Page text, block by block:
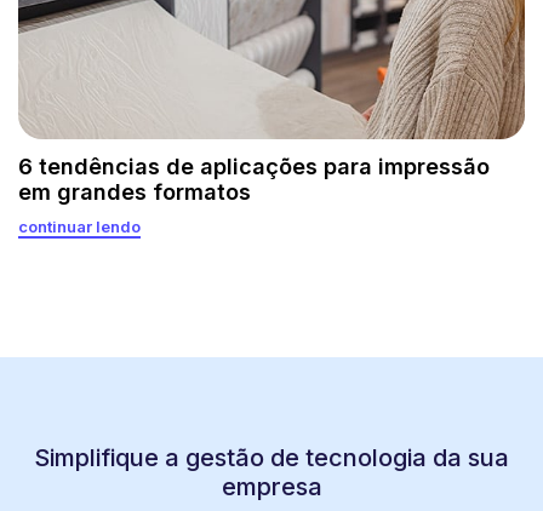
6 tendências de aplicações para impressão
em grandes formatos
continuar lendo
Simplifique a gestão de tecnologia da sua
empresa